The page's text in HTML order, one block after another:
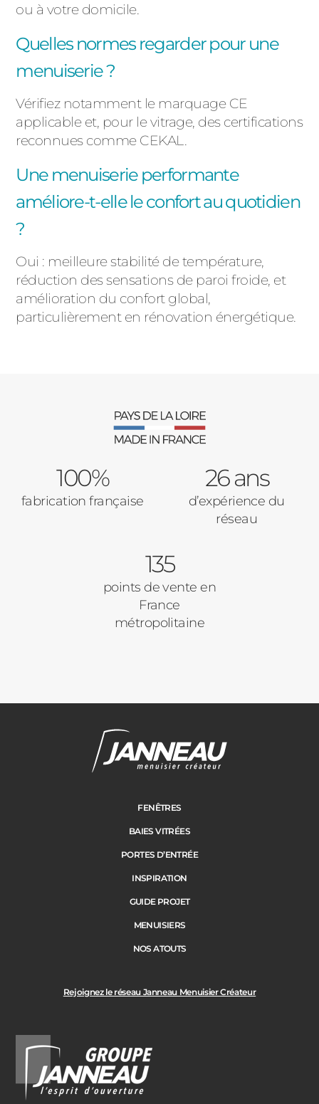
ou à votre domicile.
Quelles normes regarder pour une
menuiserie ?
Vérifiez notamment le marquage CE
applicable et, pour le vitrage, des certifications
reconnues comme CEKAL.
Une menuiserie performante
améliore-t-elle le confort au quotidien
?
Oui : meilleure stabilité de température,
réduction des sensations de paroi froide, et
amélioration du confort global,
particulièrement en rénovation énergétique.
100%
fabrication française
26 ans
d’expérience du
réseau
135
points de vente en
France
métropolitaine
Rejoignez le réseau Janneau Menuisier Créateur
FENÊTRES
BAIES VITRÉES
PORTES D’ENTRÉE
INSPIRATION
GUIDE PROJET
MENUISIERS
NOS ATOUTS